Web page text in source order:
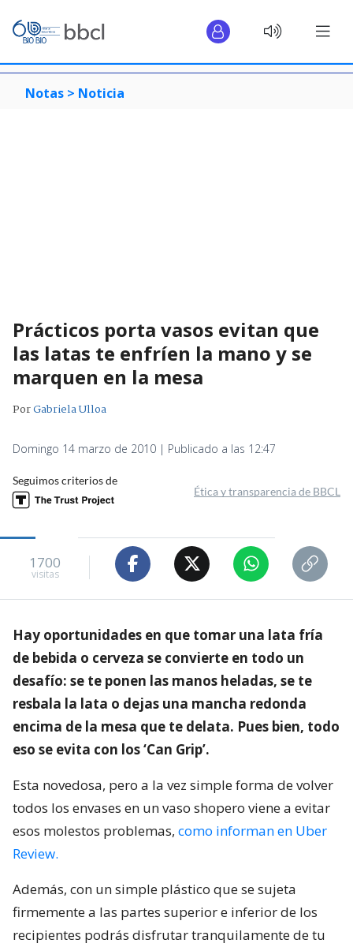
Notas > Noticia
Prácticos porta vasos evitan que
las latas te enfríen la mano y se
marquen en la mesa
PorGabriela Ulloa
Domingo 14 marzo de 2010 | Publicado a las 12:47
Seguimos criterios de
Ética y transparencia de BBCL
1700
visitas
Hay oportunidades en que tomar una lata fría
de bebida o cerveza se convierte en todo un
desafío: se te ponen las manos heladas, se te
resbala la lata o dejas una mancha redonda
encima de la mesa que te delata. Pues bien, todo
eso se evita con los ‘Can Grip’.
Esta novedosa, pero a la vez simple forma de volver
todos los envases en un vaso shopero viene a evitar
esos molestos problemas, como informan en Uber
Review.
Además, con un simple plástico que se sujeta
firmemente a las partes superior e inferior de los
recipientes podrás disfrutar tranquilamente de tu